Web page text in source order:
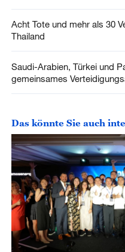
Acht Tote und mehr als 30
Thailand
Saudi-Arabien, Türkei und
gemeinsames
Das könnte Sie auch